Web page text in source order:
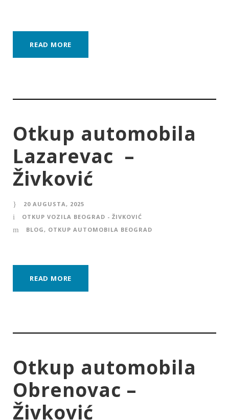
READ MORE
Otkup automobila
Lazarevac –
Živković
20 AUGUSTA, 2025
OTKUP VOZILA BEOGRAD - ŽIVKOVIĆ
BLOG , OTKUP AUTOMOBILA BEOGRAD
READ MORE
Otkup automobila
Obrenovac –
Živković